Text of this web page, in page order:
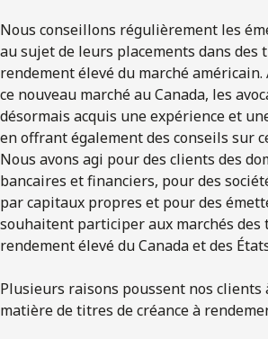
Nous conseillons régulièrement les
au sujet de leurs placements dans des
rendement élevé du marché américain.
ce nouveau marché au Canada, les
désormais acquis une expérience et
en offrant également des conseils sur
Nous avons agi pour des clients des
bancaires et financiers, pour des
par capitaux propres et pour des
souhaitent participer aux marchés des
rendement élevé du Canada et des
Plusieurs raisons poussent nos clients
matière de titres de créance à